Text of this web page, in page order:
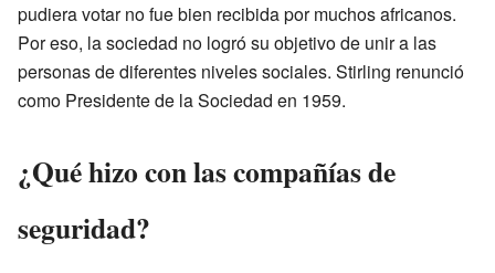
pudiera votar no fue bien recibida por muchos africanos.
Por eso, la sociedad no logró su objetivo de unir a las
personas de diferentes niveles sociales. Stirling renunció
como Presidente de la Sociedad en 1959.
¿Qué hizo con las compañías de
seguridad?